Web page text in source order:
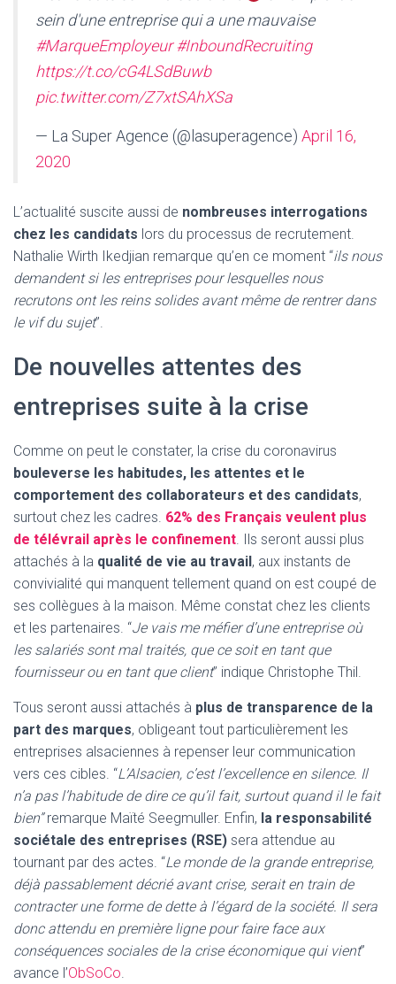
sein d'une entreprise qui a une mauvaise
#MarqueEmployeur #InboundRecruiting
https://t.co/cG4LSdBuwb
pic.twitter.com/Z7xtSAhXSa
— La Super Agence (@lasuperagence) April 16,
2020
L’actualité suscite aussi de nombreuses interrogations
chez les candidats lors du processus de recrutement.
Nathalie Wirth Ikedjian remarque qu’en ce moment “ils nous
demandent si les entreprises pour lesquelles nous
recrutons ont les reins solides avant même de rentrer dans
le vif du sujet”.
De nouvelles attentes des
entreprises suite à la crise
Comme on peut le constater, la crise du coronavirus
bouleverse les habitudes, les attentes et le
comportement des collaborateurs et des candidats,
surtout chez les cadres. 62% des Français veulent plus
de télévrail après le confinement. Ils seront aussi plus
attachés à la qualité de vie au travail, aux instants de
convivialité qui manquent tellement quand on est coupé de
ses collègues à la maison. Même constat chez les clients
et les partenaires. “Je vais me méfier d’une entreprise où
les salariés sont mal traités, que ce soit en tant que
fournisseur ou en tant que client” indique Christophe Thil.
Tous seront aussi attachés à plus de transparence de la
part des marques, obligeant tout particulièrement les
entreprises alsaciennes à repenser leur communication
vers ces cibles. “L’Alsacien, c’est l’excellence en silence. Il
n’a pas l’habitude de dire ce qu’il fait, surtout quand il le fait
bien”remarque Maïté Seegmuller. Enfin, la responsabilité
sociétale des entreprises (RSE) sera attendue au
tournant par des actes. “Le monde de la grande entreprise,
déjà passablement décrié avant crise, serait en train de
contracter une forme de dette à l’égard de la société. Il sera
donc attendu en première ligne pour faire face aux
conséquences sociales de la crise économique qui vient”
avance l’ObSoCo.